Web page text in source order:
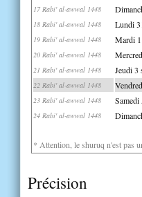
17 Rabi' al-awwal 1448
18 Rabi' al-awwal 1448 Lundi
19 Rabi' al-awwal 1448 Mardi 1
20 Rabi' al-awwal 1448
21 Rabi' al-awwal 1448 Jeudi 3
22 Rabi' al-awwal 1448
23 Rabi' al-awwal 1448 Samedi
24 Rabi' al-awwal 1448
* Attention, le shuruq n'est pas
Précision